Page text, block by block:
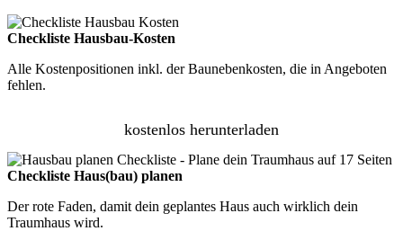
Checkliste Hausbau-Kosten
Alle Kostenpositionen inkl. der Baunebenkosten, die in Angeboten
fehlen.
kostenlos herunterladen
Checkliste Haus(bau) planen
Der rote Faden, damit dein geplantes Haus auch wirklich dein
Traumhaus wird.